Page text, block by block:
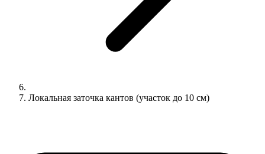
Локальная заточка кантов (участок до 10 см)